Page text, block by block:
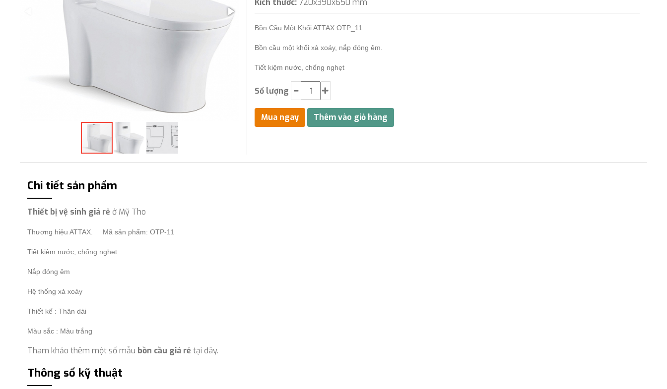
Kích thước: 720x390x650 mm
Bồn Cầu Một Khối ATTAX OTP_11
Bồn cầu một khối xả xoáy, nắp đóng êm.
Tiết kiệm nước, chống nghẹt
Số lượng
Chi tiết sản phẩm
Thiết bị vệ sinh giá rẻ ở Mỹ Tho
Thương hiệu ATTAX. Mã sản phẩm: OTP-11
Tiết kiệm nước, chống nghẹt
Nắp đóng êm
Hệ thống xả xoáy
Thiết kế : Thân dài
Màu sắc : Màu trắng
Tham khảo thêm một số mẫu bồn cầu giá rẻ tại đây.
Thông số kỹ thuật